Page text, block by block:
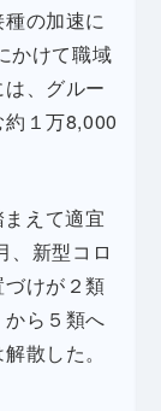
の加速に
かけて職域
、グルー
１万8,000
えて適宜
、新型コロ
けが２類
ら５類へ
散した。